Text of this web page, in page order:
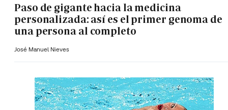
Paso de gigante hacia la medicina
personalizada: así es el primer genoma de
una persona al completo
José Manuel Nieves